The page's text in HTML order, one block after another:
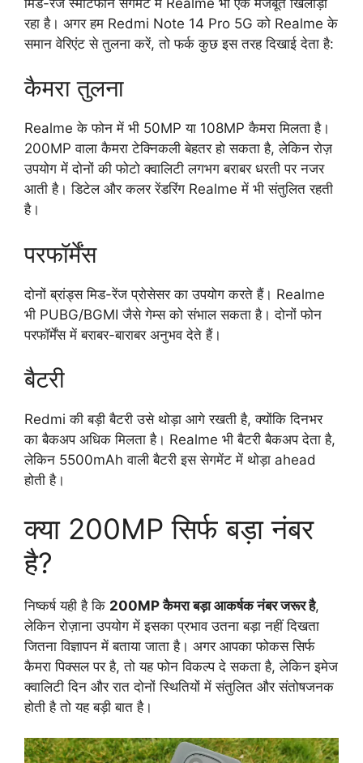
रहा है। अगर हम Redmi Note 14 Pro 5G को Realme के
समान वेरिएंट से तुलना करें, तो फर्क कुछ इस तरह दिखाई देता है:
कैमरा तुलना
Realme के फोन में भी 50MP या 108MP कैमरा मिलता है।
200MP वाला कैमरा टेक्निकली बेहतर हो सकता है, लेकिन रोज़
उपयोग में दोनों की फोटो क्वालिटी लगभग बराबर धरती पर नजर
आती है। डिटेल और कलर रेंडरिंग Realme में भी संतुलित रहती
है।
परफॉर्मेंस
दोनों ब्रांड्स मिड-रेंज प्रोसेसर का उपयोग करते हैं। Realme
भी PUBG/BGMI जैसे गेम्स को संभाल सकता है। दोनों फोन
परफॉर्मेंस में बराबर-बाराबर अनुभव देते हैं।
बैटरी
Redmi की बड़ी बैटरी उसे थोड़ा आगे रखती है, क्योंकि दिनभर
का बैकअप अधिक मिलता है। Realme भी बैटरी बैकअप देता है,
लेकिन 5500mAh वाली बैटरी इस सेगमेंट में थोड़ा ahead
होती है।
क्या 200MP सिर्फ बड़ा नंबर
है?
निष्कर्ष यही है कि 200MP कैमरा बड़ा आकर्षक नंबर जरूर है,
लेकिन रोज़ाना उपयोग में इसका प्रभाव उतना बड़ा नहीं दिखता
जितना विज्ञापन में बताया जाता है। अगर आपका फोकस सिर्फ
कैमरा पिक्सल पर है, तो यह फोन विकल्प दे सकता है, लेकिन इमेज
क्वालिटी दिन और रात दोनों स्थितियों में संतुलित और संतोषजनक
होती है तो यह बड़ी बात है।